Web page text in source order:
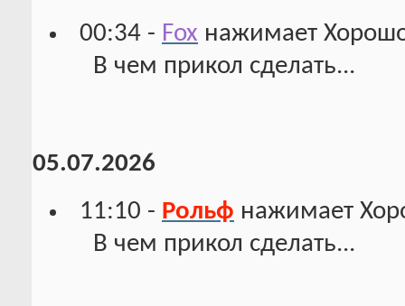
00:34 - Fox нажимает
В чем прикол сделать...
05.07.2026
11:10 - Рольф нажимает
В чем прикол сделать...